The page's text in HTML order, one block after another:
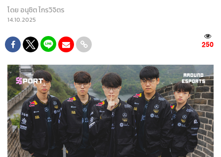
โดย อนุชิต ไกรวิจิตร
14.10.2025
250